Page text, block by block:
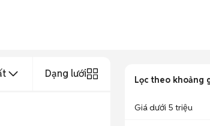
Dạng lưới Lọc theo khoảng
Giá dưới 5 triệu